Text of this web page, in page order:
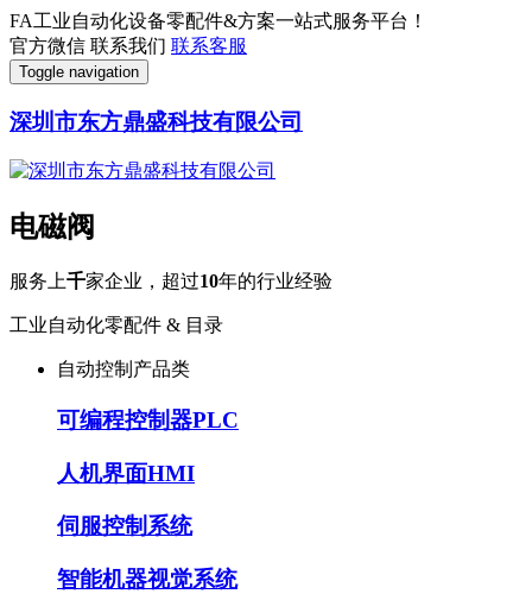
FA工业自动化设备零配件&方案一站式服务平台！
官方微信 联系我们 联系客服
Toggle navigation
深圳市东方鼎盛科技有限公司
电磁阀
服务上千家企业，超过10年的行业经验
工业自动化零配件 & 目录
自动控制产品类
可编程控制器PLC
人机界面HMI
伺服控制系统
智能机器视觉系统